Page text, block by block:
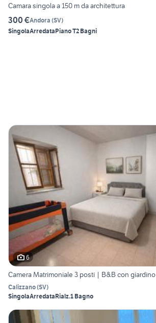
Camara singola a 150 m da architettura
300 €Andora (SV)
SingolaArredataPiano T2 Bagni
6
Camera Matrimoniale 3 posti | B&B con giardino
Calizzano(SV)
SingolaArredataRialz.1 Bagno